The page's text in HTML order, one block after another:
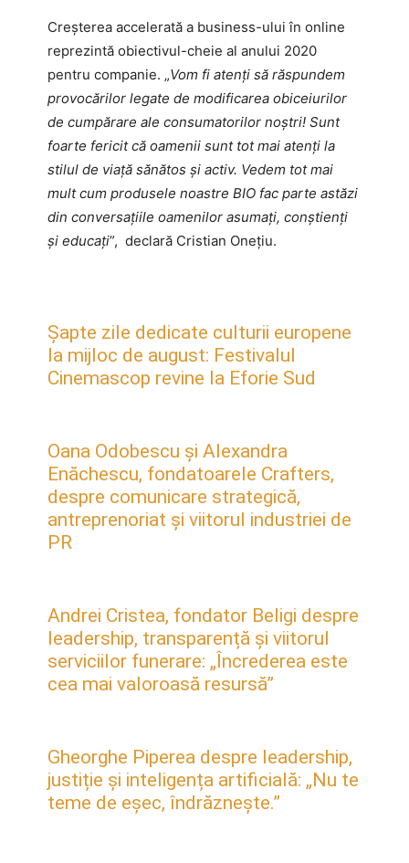
Creșterea accelerată a business-ului în online
reprezintă obiectivul-cheie al anului 2020
pentru companie. „Vom fi atenți să răspundem
provocărilor legate de modificarea obiceiurilor
de cumpărare ale consumatorilor noștri! Sunt
foarte fericit că oamenii sunt tot mai atenți la
stilul de viață sănătos și activ. Vedem tot mai
mult cum produsele noastre BIO fac parte astăzi
din conversațiile oamenilor asumați, conștienți
și educați”, declară Cristian Onețiu.
Șapte zile dedicate culturii europene
la mijloc de august: Festivalul
Cinemascop revine la Eforie Sud
Oana Odobescu și Alexandra
Enăchescu, fondatoarele Crafters,
despre comunicare strategică,
antreprenoriat și viitorul industriei de
PR
Andrei Cristea, fondator Beligi despre
leadership, transparență și viitorul
serviciilor funerare: „Încrederea este
cea mai valoroasă resursă”
Gheorghe Piperea despre leadership,
justiție și inteligența artificială: „Nu te
teme de eșec, îndrăznește.”